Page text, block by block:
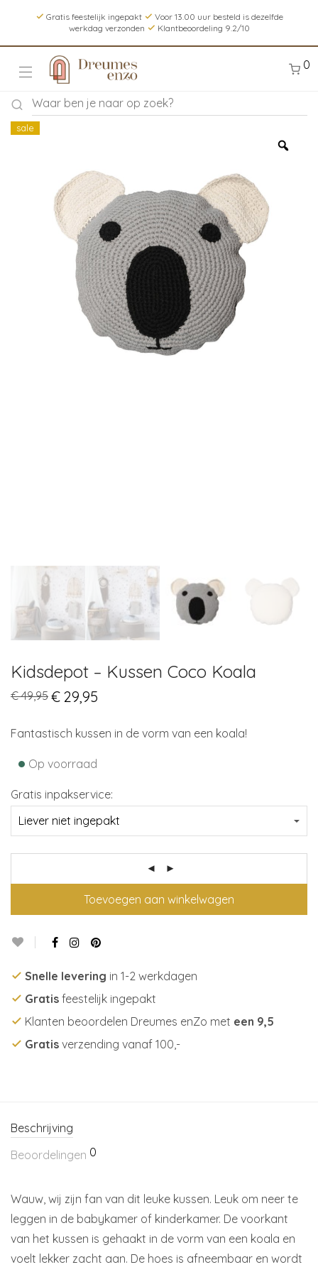
Gratis feestelijk ingepakt
Voor 13.00 uur besteld is dezelfde
werkdag verzonden
Klantbeoordeling 9.2/10
0
sale
Kidsdepot – Kussen Coco Koala
€49,95 Original
price
€ 49,95.
€ 29,95
€ 29,95.
Fantastisch kussen in de vorm van een koala!
• Op voorraad
Gratis inpakservice:
Toevoegen aan winkelwagen
Snelle levering in 1-2 werkdagen
Gratis feestelijk ingepakt
Klanten beoordelen Dreumes enZo met een 9,5
Gratis verzending vanaf 100,-
Beschrijving
Beoordelingen 0
Wauw, wij zijn fan van dit leuke kussen. Leuk om neer te
leggen in de babykamer of kinderkamer. De voorkant
van het kussen is gehaakt in de vorm van een koala en
voelt lekker zacht aan. De hoes is afneembaar en wordt